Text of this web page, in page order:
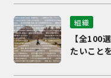
組織
【全100
たいこと